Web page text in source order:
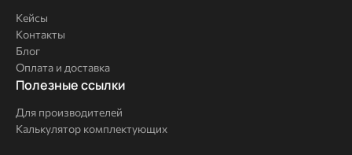
компании
Кейсы
Контакты
Блог
Оплата и доставка
Полезные
Полезные ссылки
Для производителей
Калькулятор комплектующих